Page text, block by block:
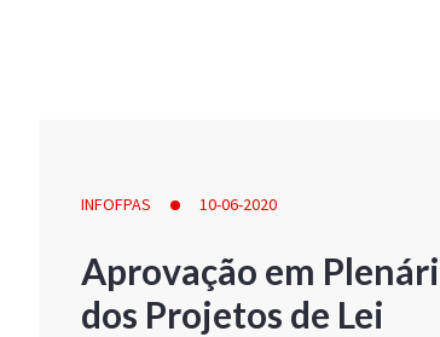
INFOFPAS 10-06-2020
Aprovação em
dos Projetos de Lei